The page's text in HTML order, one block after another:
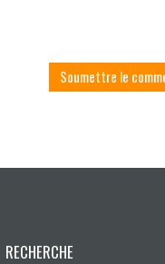
RECHERCHE